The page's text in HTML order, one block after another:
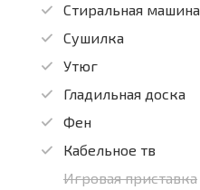
Стиральная машина
Сушилка
Утюг
Гладильная доска
Фен
Кабельное тв
Игровая приставка